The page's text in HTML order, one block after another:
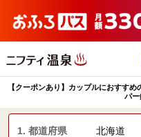
【クーポンあり】カップルにおすす
パー
1. 都道府県 北海道